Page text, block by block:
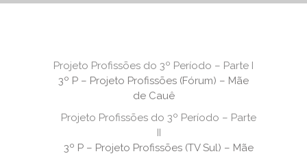
Projeto Profissões do 3º Período – Parte I
3º P – Projeto Profissões (Fórum) – Mãe
de Cauê
Projeto Profissões do 3º Período – Parte
II
3º P – Projeto Profissões (TV Sul) – Mãe